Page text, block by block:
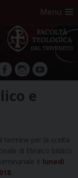
Menu
facebookInstagram
YouTube
e
termine per la scelta
di Ebraico biblico
è lunedì